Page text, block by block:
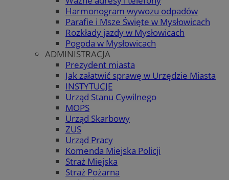
Harmonogram wywozu odpadów
Parafie i Msze Święte w Mysłowicach
Rozkłady jazdy w Mysłowicach
Pogoda w Mysłowicach
ADMINISTRACJA
Prezydent miasta
Jak załatwić sprawę w Urzędzie Miasta
INSTYTUCJE
Urząd Stanu Cywilnego
MOPS
Urząd Skarbowy
ZUS
Urząd Pracy
Komenda Miejska Policji
Straż Miejska
Straż Pożarna